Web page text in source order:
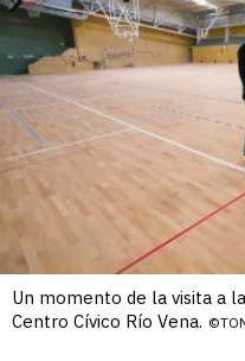
Un momento de la visita a
Centro Cívico Río Vena.